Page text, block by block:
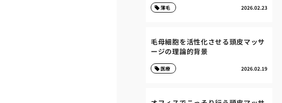
2026.02.23
薄毛
毛母細胞を活性化させる頭皮マッサ
ージの理論的背景
2026.02.19
医療